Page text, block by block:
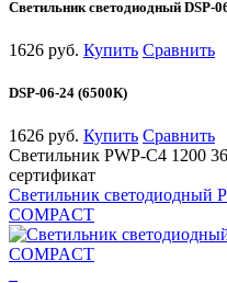
Светильник светодиодный DSP-
1626 руб. Купить Сравнить
DSP-06-24 (6500К)
1626 руб. Купить Сравнить
Светильник PWP-С4 1200
сертификат
Светильник светодиодный
COMPACT